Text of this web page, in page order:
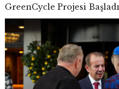
GreenCycle Projesi Başladı